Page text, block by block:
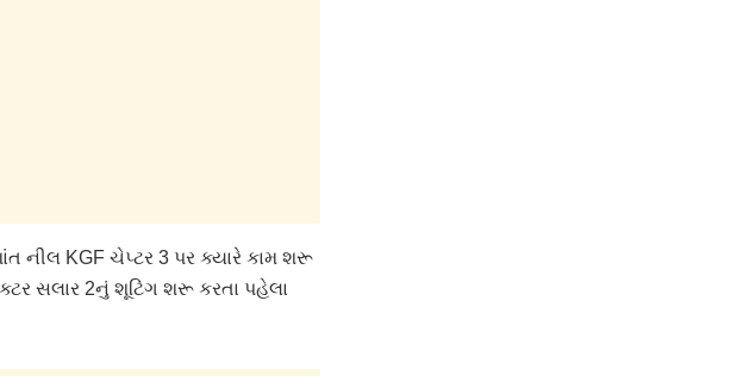
નીલ KGF ચેપ્ટર 3 પર ક્યારે કામ શરૂ
સલાર 2નું શૂટિંગ શરૂ કરતા પહેલા